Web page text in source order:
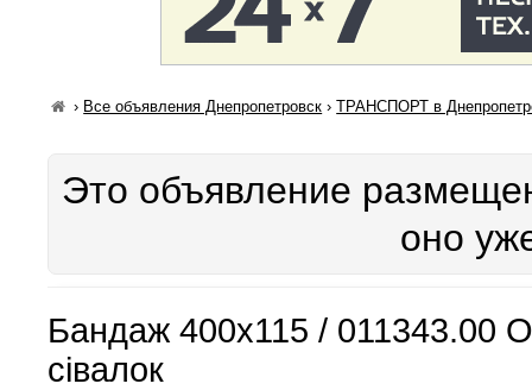
› Все объявления Днепропетровск ›ТРАНСПОРТ в
Это объявление
оно
Бандаж 400х115 / 011343.00
сівалок